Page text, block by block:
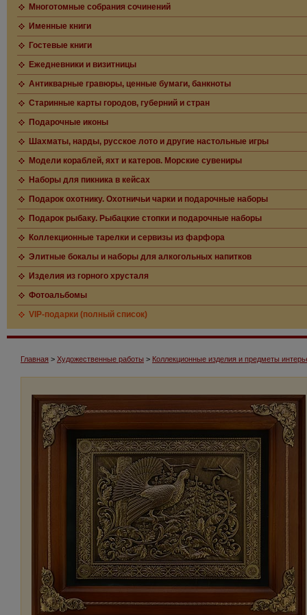
Многотомные собрания сочинений
Именные книги
Гостевые книги
Ежедневники и визитницы
Антикварные гравюры, ценные бумаги, банкноты
Старинные карты городов, губерний и стран
Подарочные иконы
Шахматы, нарды, русское лото и другие настольные игры
Модели кораблей, яхт и катеров. Морские сувениры
Наборы для пикника в кейсах
Подарок охотнику. Охотничьи чарки и подарочные наборы
Подарок рыбаку. Рыбацкие стопки и подарочные наборы
Коллекционные тарелки и сервизы из фарфора
Элитные бокалы и наборы для алкогольных напитков
Изделия из горного хрусталя
Фотоальбомы
VIP-подарки (полный список)
Главная > Художественные работы > Коллекционные изделия и предметы